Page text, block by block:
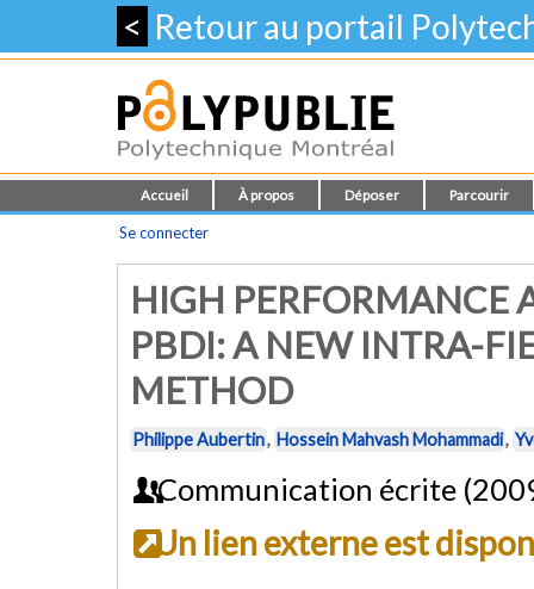
< Retour au portail
Accueil À propos Déposer Parcourir
Se connecter
HIGH PERFORMANCE
PBDI: A NEW INTRA-
METHOD
Philippe Aubertin, Hossein Mahvash Mohammadi,
Communication écrite
Un lien externe est